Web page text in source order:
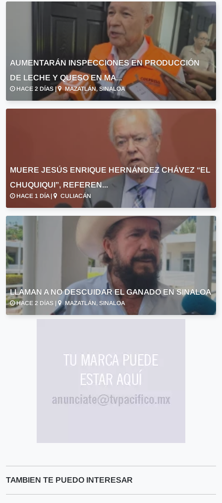
AUMENTARÁN INSPECCIONES EN PRODUCCIÓN
DE LECHE Y QUESO EN MA...
HACE 2 DÍAS | MAZATLÁN, SINALOA
MUERE JESÚS ENRIQUE HERNÁNDEZ CHÁVEZ “EL
CHUQUIQUI”, REFEREN...
HACE 1 DÍA | CULIACÁN
LLAMAN A NO DESCUIDAR EL GANADO EN SINALOA
HACE 2 DÍAS | MAZATLÁN, SINALOA
TAMBIEN TE PUEDO INTERESAR